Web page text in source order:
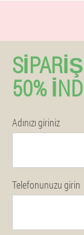
50%
Adınızı giriniz
Telefonunuzu girin